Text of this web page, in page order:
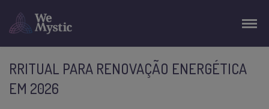
RRITUAL PARA RENOVAÇÃO ENERGÉTICA
EM 2026